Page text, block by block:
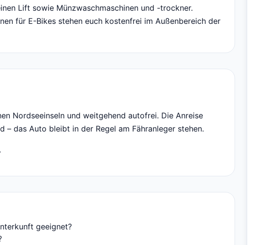
Lift sowie Münzwaschmaschinen und -trockner.
für E-Bikes stehen euch kostenfrei im Außenbereich der
Nordseeinseln und weitgehend autofrei. Die Anreise
– das Auto bleibt in der Regel am Fähranleger stehen.
geeignet?